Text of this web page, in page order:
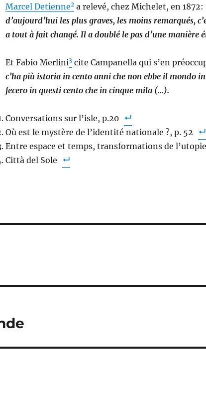
Marcel Detienne2a relevé, chez Michelet, en 1872:
d’aujourd’hui les plus graves, les moins remarqués,
a tout à fait changé. Il a doublé le pas d’une manière
Et Fabio Merlini3cite Campanella qui s’en
c’ha più istoria in cento anni che non ebbe il mondo
fecero in questi cento che in cinque mila (…).
Conversations sur l’isle, p.20
Où est le mystère de l’identité nationale ?, p. 52
Entre espace et temps, transformations de l’utopie
Città del Sole